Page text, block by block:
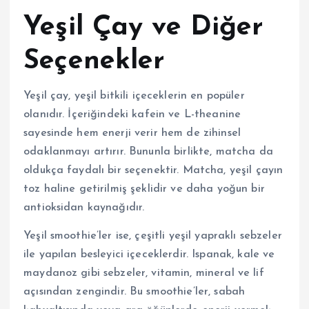
Yeşil Çay ve Diğer
Seçenekler
Yeşil çay, yeşil bitkili içeceklerin en popüler
olanıdır. İçeriğindeki kafein ve L-theanine
sayesinde hem enerji verir hem de zihinsel
odaklanmayı artırır. Bununla birlikte, matcha da
oldukça faydalı bir seçenektir. Matcha, yeşil çayın
toz haline getirilmiş şeklidir ve daha yoğun bir
antioksidan kaynağıdır.
Yeşil smoothie’ler ise, çeşitli yeşil yapraklı sebzeler
ile yapılan besleyici içeceklerdir. Ispanak, kale ve
maydanoz gibi sebzeler, vitamin, mineral ve lif
açısından zengindir. Bu smoothie’ler, sabah